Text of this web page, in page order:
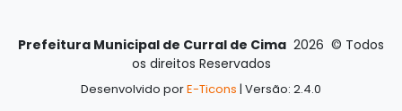
Prefeitura Municipal de Curral de Cima 2026 © Todos
os direitos Reservados
Desenvolvido porE-Ticons | Versão: 2.4.0